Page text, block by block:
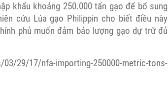
khẩu khoảng 250.000 tấn gạo để bổ sung
cứu Lúa gạo Philippin cho biết điều này
phủ muốn đảm bảo lượng gạo dự trữ đủ
29/17/nfa-importing-250000-metric-tons-